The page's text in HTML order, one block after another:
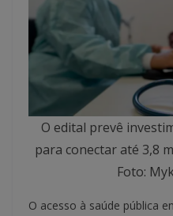
O edital prevê
para conectar até 3,8
Foto:
O acesso à saúde pública